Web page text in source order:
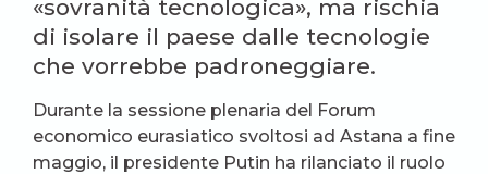
«sovranità tecnologica», ma rischia
di isolare il paese dalle tecnologie
che vorrebbe padroneggiare.
Durante la sessione plenaria del Forum
economico eurasiatico svoltosi ad Astana a fine
maggio, il presidente Putin ha rilanciato il ruolo